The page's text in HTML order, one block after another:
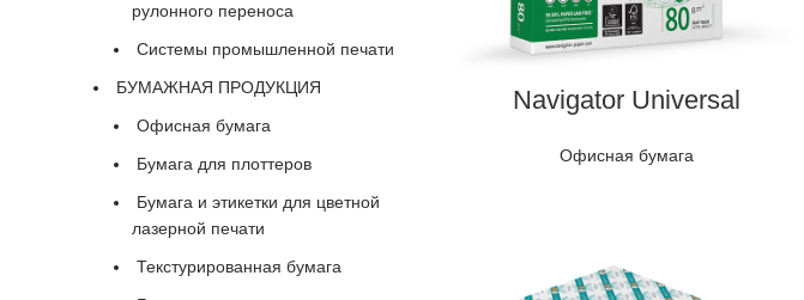
рулонного переноса
Системы промышленной печати
БУМАЖНАЯ ПРОДУКЦИЯ
Офисная бумага
Бумага для плоттеров
Бумага и этикетки для цветной
лазерной печати
Текстурированная бумага
Navigator Universal
Офисная бумага